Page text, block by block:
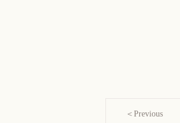
＜Previous